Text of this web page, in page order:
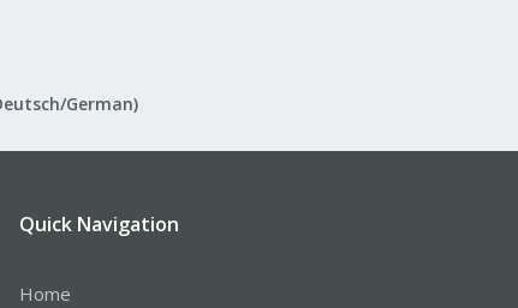
German)
Quick Navigation
Home